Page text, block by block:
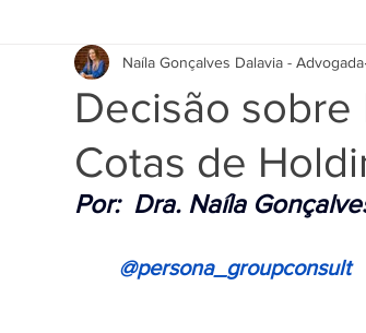
ABDON BARRETTO FILHO SAÚDE
Naíla Gonçalves Dalavia
Decisão sobre
Cotas de
Naíla Gonçalves Dalavia - Advogada
Por: Dra. Naíla
@persona_groupconsult